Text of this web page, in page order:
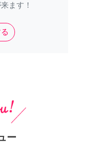
ます！
ー